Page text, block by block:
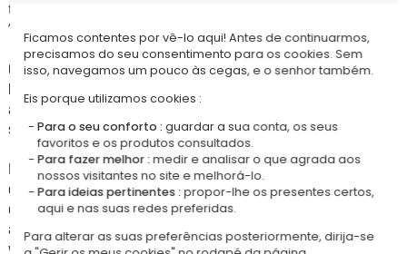
talher será gravado com o nome do seu pequeno piloto, para um efeito
“uau” garantido!
O estojo em madeira, disponível em acabamento natural ou pintado de
branco, é decorado com uma ilustração de um piloto vintage em frente
ao seu carro de corrida. Um presente perfeito para que o seu filho se
sinta no pódio a cada dentada!
Este estojo prático e colorido transforma cada refeição numa aventura:
o seu filho poderá imaginar corridas emocionantes, cruzar a linha de
chegada e conquistar o troféu… enquanto come! Ideal para
aniversários, festas ou simplesmente para adicionar um toque de
velocidade à mesa.
Ficamos contentes por vê-lo aqui! Antes de continuarmos,
precisamos do seu consentimento para os cookies. Sem
isso, navegamos um pouco às cegas, e o senhor também.
Eis porque utilizamos cookies :
Para o seu conforto : guardar a sua conta, os seus
favoritos e os produtos consultados.
Para fazer melhor :medir e analisar o que agrada aos
nossos visitantes no site e melhorá-lo.
Para ideias pertinentes :propor-lhe os presentes certos,
aqui e nas suas redes preferidas.
Para alterar as suas preferências posteriormente, dirija-se